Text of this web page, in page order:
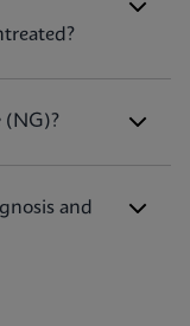
sites
(NG)?
and